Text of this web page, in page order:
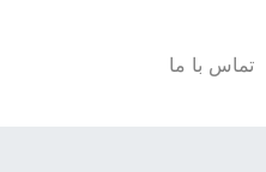
تماس با ما